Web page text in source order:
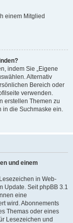
einem Mitglied
indem Sie „Eigene
Alternativ
Bereich oder
verwenden.
erstellen Themen zu
in die Suchmaske ein.
und einem
in Web-
Update. Seit phpBB 3.1
eine
wird. Abonnements
Themas oder eines
Lesezeichen und